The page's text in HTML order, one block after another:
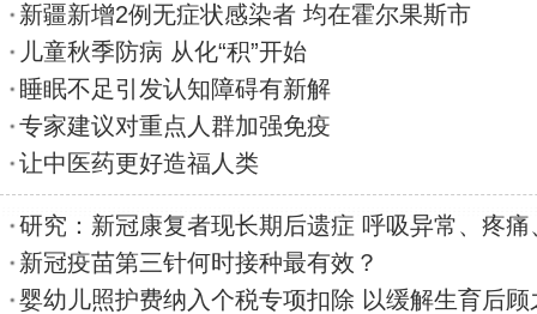
新疆新增2例无症状感染者 均在霍尔果斯市
儿童秋季防病 从化“积”开始
睡眠不足引发认知障碍有新解
专家建议对重点人群加强免疫
让中医药更好造福人类
研究：新冠康复者现长期后遗症 呼吸异常、疼痛
新冠疫苗第三针何时接种最有效？
婴幼儿照护费纳入个税专项扣除 以缓解生育后顾